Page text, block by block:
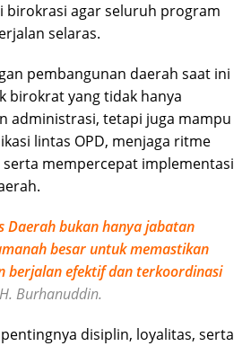
birokrasi agar seluruh program
selaras.
pembangunan daerah saat ini
birokrat yang tidak hanya
administrasi, tetapi juga mampu
lintas OPD, menjaga ritme
mempercepat implementasi
Daerah bukan hanya jabatan
besar untuk memastikan
berjalan efektif dan terkoordinasi
Burhanuddin.
disiplin, loyalitas, serta